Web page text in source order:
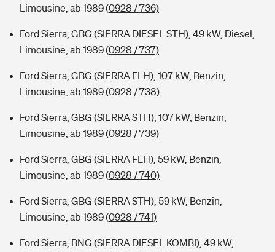
Limousine, ab 1989(0928 / 736)
Ford Sierra, GBG (SIERRA DIESEL STH), 49 kW, Diesel,
Limousine, ab 1989(0928 / 737)
Ford Sierra, GBG (SIERRA FLH), 107 kW, Benzin,
Limousine, ab 1989(0928 / 738)
Ford Sierra, GBG (SIERRA STH), 107 kW, Benzin,
Limousine, ab 1989(0928 / 739)
Ford Sierra, GBG (SIERRA FLH), 59 kW, Benzin,
Limousine, ab 1989(0928 / 740)
Ford Sierra, GBG (SIERRA STH), 59 kW, Benzin,
Limousine, ab 1989(0928 / 741)
Ford Sierra, BNG (SIERRA DIESEL KOMBI), 49 kW,